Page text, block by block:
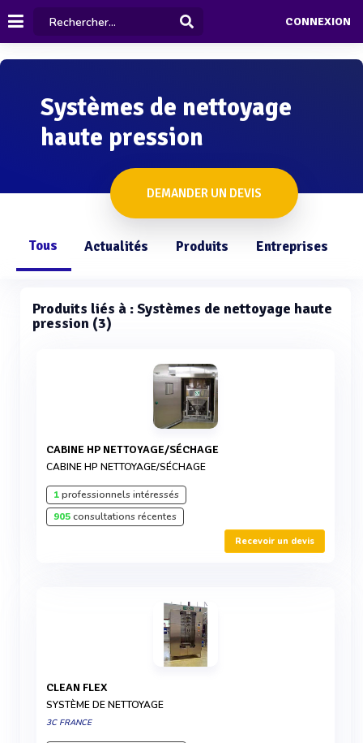
CONNEXION
Systèmes de nettoyage
haute pression
DEMANDER UN DEVIS
Tous Actualités Produits Entreprises
Produits liés à : Systèmes de nettoyage haute
pression (3)
CABINE HP NETTOYAGE/SÉCHAGE
CABINE HP NETTOYAGE/SÉCHAGE
1professionnels intéressés
905consultations récentes
Recevoir un devis
CLEAN FLEX
SYSTÈME DE NETTOYAGE
3C FRANCE